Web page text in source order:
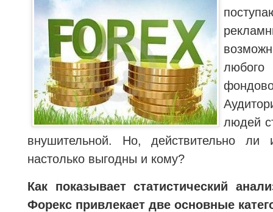
людей
внушительной. Но, действительно ли
настолько выгодны и кому?
Как показывает статистический
Форекс привлекает две основные